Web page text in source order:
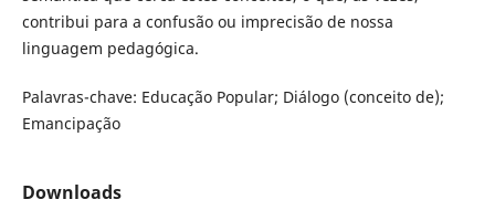
contribui para a confusão ou imprecisão de nossa
linguagem pedagógica.
Palavras-chave: Educação Popular; Diálogo (conceito de);
Emancipação
Downloads